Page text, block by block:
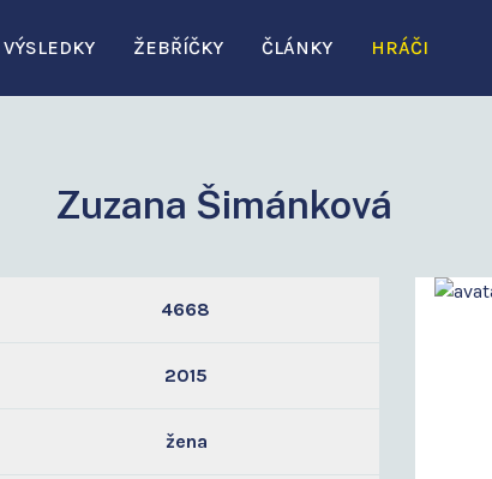
VÝSLEDKY ŽEBŘÍČKY ČLÁNKY HRÁČI
Zuzana Šimánková
4668
2015
žena